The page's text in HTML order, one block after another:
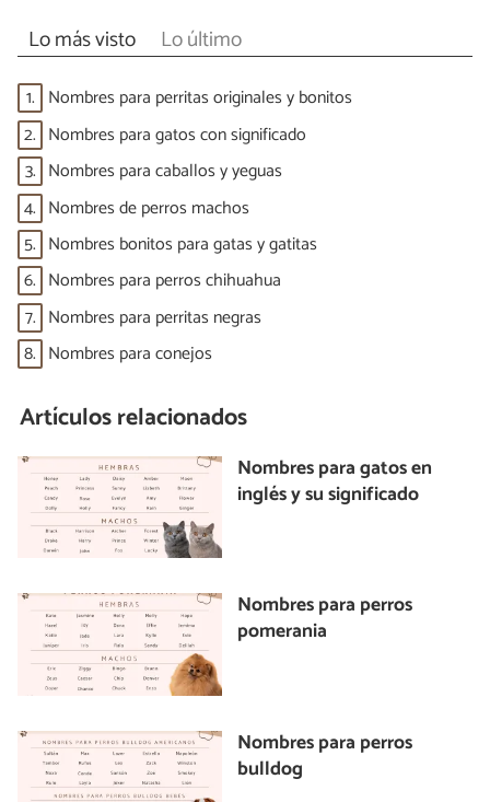
Lo más visto Lo último
1. Nombres para perritas originales y bonitos
2. Nombres para gatos con significado
3. Nombres para caballos y yeguas
4. Nombres de perros machos
5. Nombres bonitos para gatas y gatitas
6. Nombres para perros chihuahua
7. Nombres para perritas negras
8. Nombres para conejos
Artículos relacionados
Nombres para gatos en
inglés y su significado
Nombres para perros
pomerania
Nombres para perros
bulldog